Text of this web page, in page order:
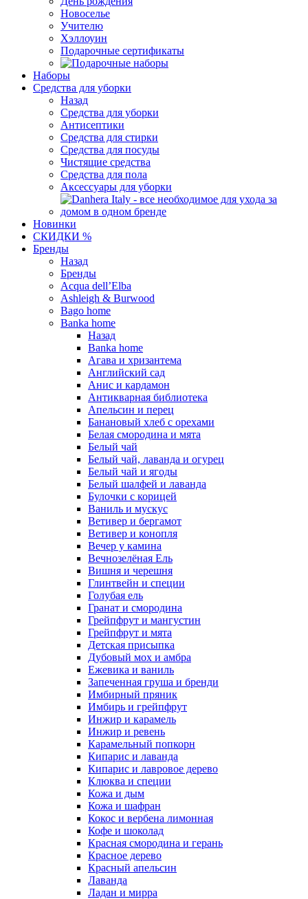
Новоселье
Учителю
Хэллоуин
Подарочные сертификаты
Наборы
Средства для уборки
Назад
Средства для уборки
Антисептики
Средства для стирки
Средства для посуды
Чистящие средства
Средства для пола
Аксессуары для уборки
Новинки
СКИДКИ %
Бренды
Назад
Бренды
Acqua dell’Elba
Ashleigh & Burwood
Bago home
Banka home
Назад
Banka home
Агава и хризантема
Английский сад
Анис и кардамон
Антикварная библиотека
Апельсин и перец
Банановый хлеб с орехами
Белая смородина и мята
Белый чай
Белый чай, лаванда и огурец
Белый чай и ягоды
Белый шалфей и лаванда
Булочки с корицей
Ваниль и мускус
Ветивер и бергамот
Ветивер и конопля
Вечер у камина
Вечнозелёная Ель
Вишня и черешня
Глинтвейн и специи
Голубая ель
Гранат и смородина
Грейпфрут и мангустин
Грейпфрут и мята
Детская присыпка
Дубовый мох и амбра
Ежевика и ваниль
Запеченная груша и бренди
Имбирный пряник
Имбирь и грейпфрут
Инжир и карамель
Инжир и ревень
Карамельный попкорн
Кипарис и лаванда
Кипарис и лавровое дерево
Клюква и специи
Кожа и дым
Кожа и шафран
Кокос и вербена лимонная
Кофе и шоколад
Красная смородина и герань
Красное дерево
Красный апельсин
Лаванда
Ладан и мирра